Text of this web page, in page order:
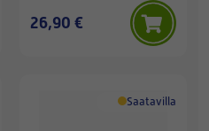
26,90 €
Saatavilla